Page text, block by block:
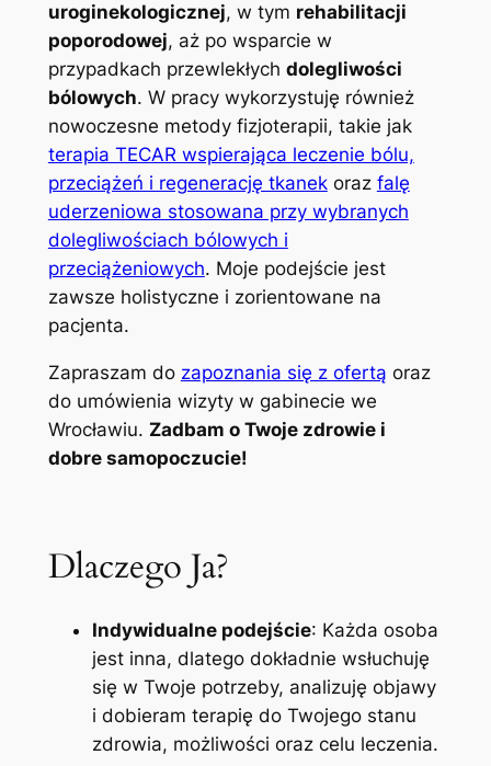
uroginekologicznej, w tym rehabilitacji
poporodowej, aż po wsparcie w
przypadkach przewlekłych dolegliwości
bólowych. W pracy wykorzystuję również
nowoczesne metody fizjoterapii, takie jak
terapia TECAR wspierająca leczenie bólu,
przeciążeń i regenerację tkanekoraz falę
uderzeniowa stosowana przy wybranych
dolegliwościach bólowych i
przeciążeniowych. Moje podejście jest
zawsze holistyczne i zorientowane na
pacjenta.
Zapraszam do zapoznania się z ofertą oraz
do umówienia wizyty w gabinecie we
Wrocławiu. Zadbam o Twoje zdrowie i
dobre samopoczucie!
Dlaczego Ja?
Indywidualne podejście: Każda osoba
jest inna, dlatego dokładnie wsłuchuję
się w Twoje potrzeby, analizuję objawy
i dobieram terapię do Twojego stanu
zdrowia, możliwości oraz celu leczenia.